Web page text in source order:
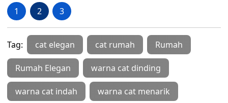
1 2 3
Tag: cat elegan cat rumah Rumah
Rumah Elegan warna cat dinding
warna cat indah warna cat menarik